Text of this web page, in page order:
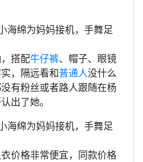
搭配牛仔裤、帽子、眼镜
，隔远看和普通人没什么
有粉丝或者路人跟随在杨
出了她。
价格非常便宜，同款价格